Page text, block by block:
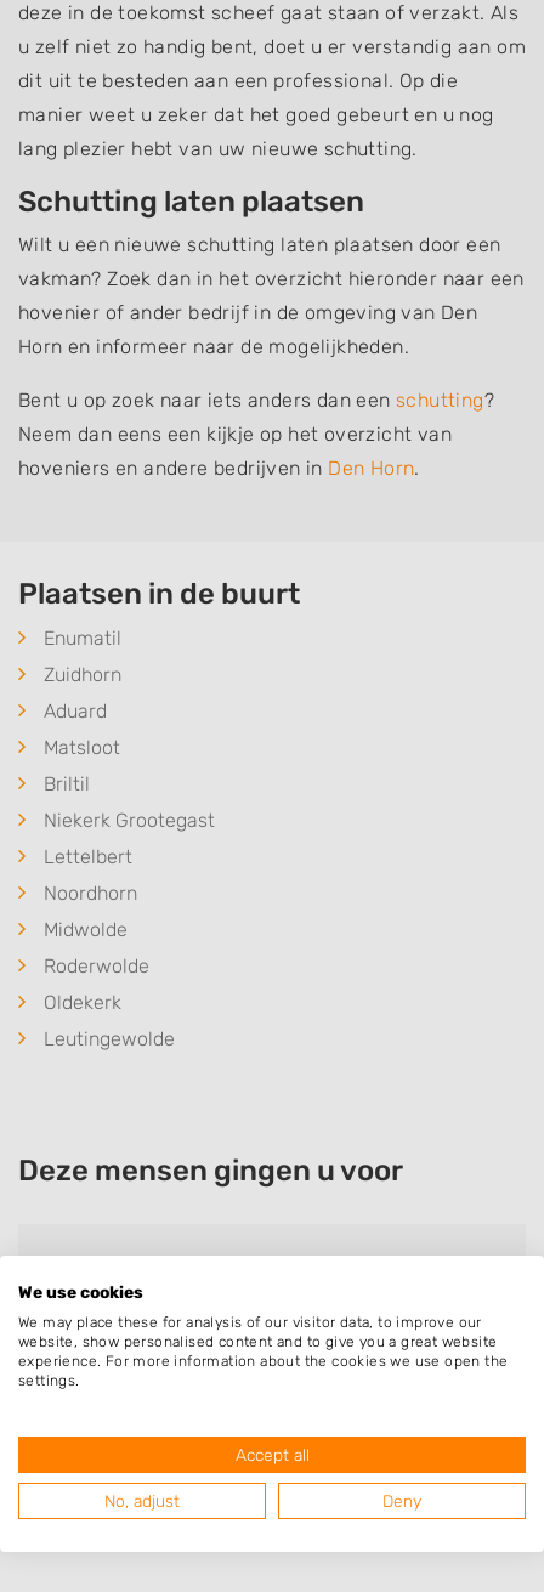
deze in de toekomst scheef gaat staan of verzakt. Als
u zelf niet zo handig bent, doet u er verstandig aan om
dit uit te besteden aan een professional. Op die
manier weet u zeker dat het goed gebeurt en u nog
lang plezier hebt van uw nieuwe schutting.
Schutting laten plaatsen
Wilt u een nieuwe schutting laten plaatsen door een
vakman? Zoek dan in het overzicht hieronder naar een
hovenier of ander bedrijf in de omgeving van Den
Horn en informeer naar de mogelijkheden.
Bent u op zoek naar iets anders dan een schutting?
Neem dan eens een kijkje op het overzicht van
hoveniers en andere bedrijven in Den Horn.
Plaatsen in de buurt
Enumatil
Zuidhorn
Aduard
Matsloot
Briltil
Niekerk Grootegast
Lettelbert
Noordhorn
Midwolde
Roderwolde
Oldekerk
Leutingewolde
Deze mensen gingen u voor
Bedrijf:
Omorfi Tuinen
Goed geregeld, flexibel, uitvoering exact zoals
die langs komen.
We use cookies
We may place these for analysis of our visitor data, to improve our
website, show personalised content and to give you a great website
experience. For more information about the cookies we use open the
settings.
Accept all
No, adjust Deny